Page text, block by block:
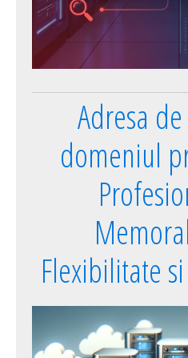
Adresa
domeniul
Flexibilitate